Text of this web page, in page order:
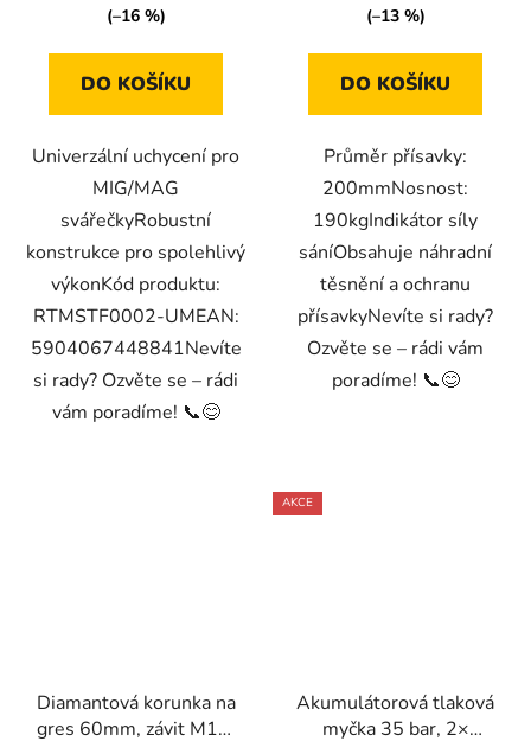
(–16 %)
DO KOŠÍKU
Univerzální uchycení pro
MIG/MAG
svářečkyRobustní
konstrukce pro spolehlivý
výkonKód produktu:
RTMSTF0002-UMEAN:
5904067448841Nevíte
si rady? Ozvěte se – rádi
vám poradíme! 📞😊
(–13 %)
DO KOŠÍKU
Průměr přísavky:
200mmNosnost:
190kgIndikátor síly
sáníObsahuje náhradní
těsnění a ochranu
přísavkyNevíte si rady?
Ozvěte se – rádi vám
poradíme! 📞😊
Diamantová korunka na
gres 60mm, závit M14,
AKCE
Akumulátorová tlaková
myčka 35 bar, 2×